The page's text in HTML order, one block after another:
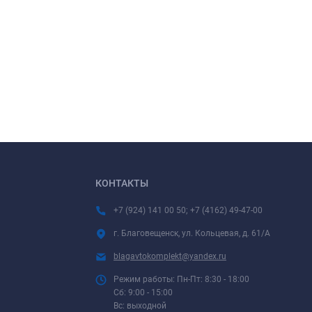
КОНТАКТЫ
+7 (924) 141 00 50; +7 (4162) 49-47-00
г. Благовещенск, ул. Кольцевая, д. 61/А
blagavtokomplekt@yandex.ru
Режим работы: Пн-Пт: 8:30 - 18:00
Сб: 9:00 - 15:00
Вс: выходной